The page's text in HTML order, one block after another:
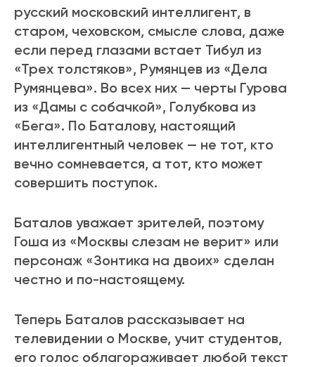
русский московский интеллигент, в
старом, чеховском, смысле слова, даже
если перед глазами встает Тибул из
«Трех толстяков», Румянцев из «Дела
Румянцева». Во всех них — черты Гурова
из «Дамы с собачкой», Голубкова из
«Бега». По Баталову, настоящий
интеллигентный человек — не тот, кто
вечно сомневается, а тот, кто может
совершить поступок.
Баталов уважает зрителей, поэтому
Гоша из «Москвы слезам не верит» или
персонаж «Зонтика на двоих» сделан
честно и по-настоящему.
Теперь Баталов рассказывает на
телевидении о Москве, учит студентов,
его голос облагораживает любой текст